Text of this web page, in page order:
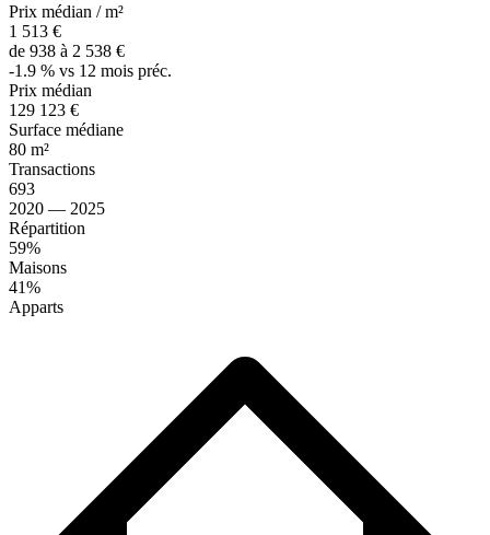
Prix médian / m²
1 513 €
de 938 à 2 538 €
-1.9 % vs 12 mois préc.
Prix médian
129 123 €
Surface médiane
80 m²
Transactions
693
2020 — 2025
Répartition
59%
Maisons
41%
Apparts